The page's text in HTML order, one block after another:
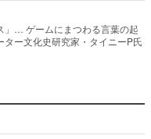
」… ゲームにまつわる言葉の起
ー文化史研究家・タイニーP氏